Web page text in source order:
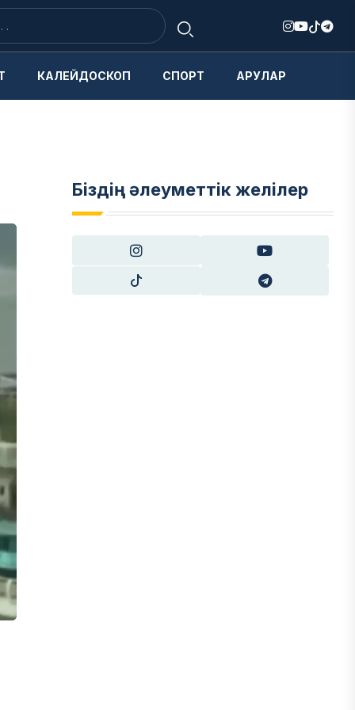
КАЛЕЙДОСКОП СПОРТ АРУЛАР
Біздің әлеуметтік желілер